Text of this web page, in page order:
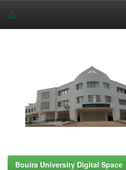
Bouira University Digital Space